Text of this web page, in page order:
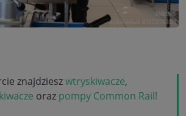
znajdzieszwtryskiwacze,
oraz pompy Common Rail!